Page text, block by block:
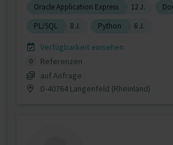
Oracle Application Express 12 J.
PL/SQL
8 J. Python 6 J.
Verfügbarkeit einsehen
0
Referenzen
auf Anfrage
D-40764 Langenfeld (Rheinland)